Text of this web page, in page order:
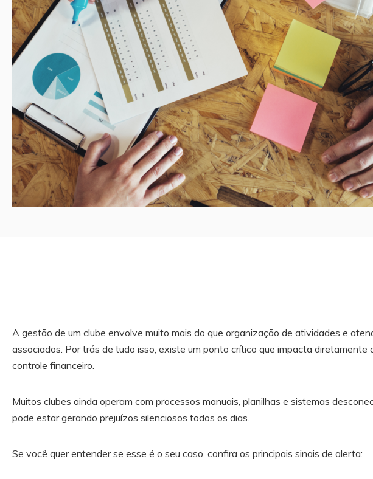
A gestão de um clube envolve muito mais do que organização de atividades e
associados. Por trás de tudo isso, existe um ponto crítico que impacta diretamente
controle financeiro.
Muitos clubes ainda operam com processos manuais, planilhas e sistemas
pode estar gerando prejuízos silenciosos todos os dias.
Se você quer entender se esse é o seu caso, confira os principais sinais de alerta: